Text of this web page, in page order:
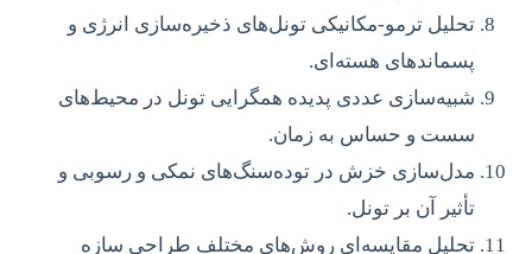
تحلیل ترمو-مکانیکی تونل‌های ذخیره‌سازی انرژی و
پسماندهای هسته‌ای.
شبیه‌سازی عددی پدیده همگرایی تونل در محیط‌های
سست و حساس به زمان.
مدل‌سازی خزش در توده‌سنگ‌های نمکی و رسوبی و
تأثیر آن بر تونل.
تحلیل مقایسه‌ای روش‌های مختلف طراحی سازه